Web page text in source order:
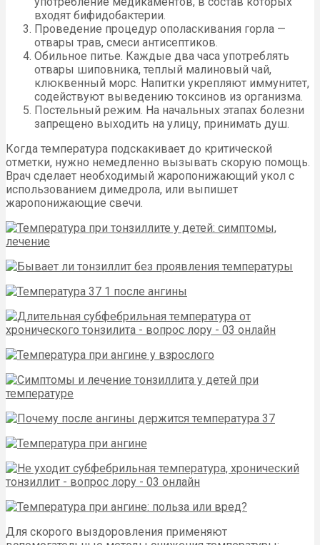
входят бифидобактерии.
Проведение процедур ополаскивания горла —
отвары трав, смеси антисептиков.
Обильное питье. Каждые два часа употреблять
отвары шиповника, теплый малиновый чай,
клюквенный морс. Напитки укрепляют иммунитет,
содействуют выведению токсинов из организма.
Постельный режим. На начальных этапах болезни
запрещено выходить на улицу, принимать душ.
Когда температура подскакивает до критической
отметки, нужно немедленно вызывать скорую помощь.
Врач сделает необходимый жаропонижающий укол с
использованием димедрола, или выпишет
жаропонижающие свечи.
Для скорого выздоровления применяют